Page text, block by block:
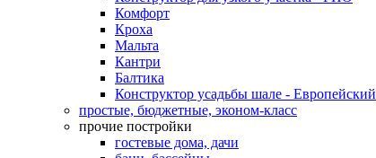
Комфорт
Кроха
Мальта
Кантри
Балтика
Конструктор усадьбы шале - Европейский
простые, бюджетные, эконом-класс
прочие постройки
гостевые дома, дачи